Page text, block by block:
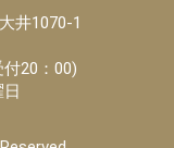
井1070-1
20：00)